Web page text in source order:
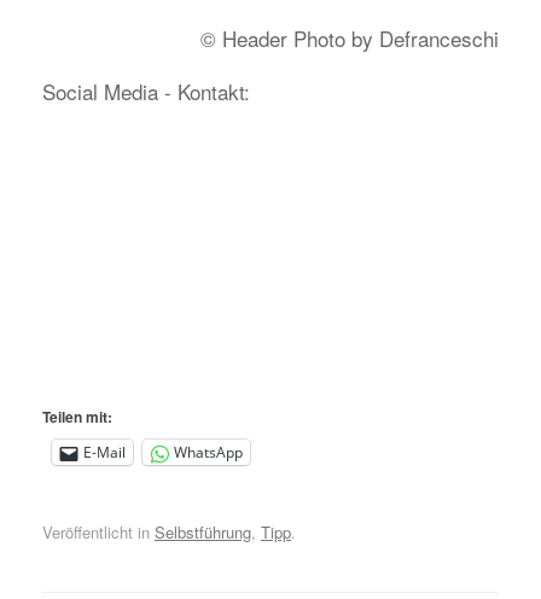
© Header Photo by Defranceschi
Social Media - Kontakt:
Teilen mit:
E-Mail WhatsApp
Veröffentlicht in Selbstführung, Tipp.